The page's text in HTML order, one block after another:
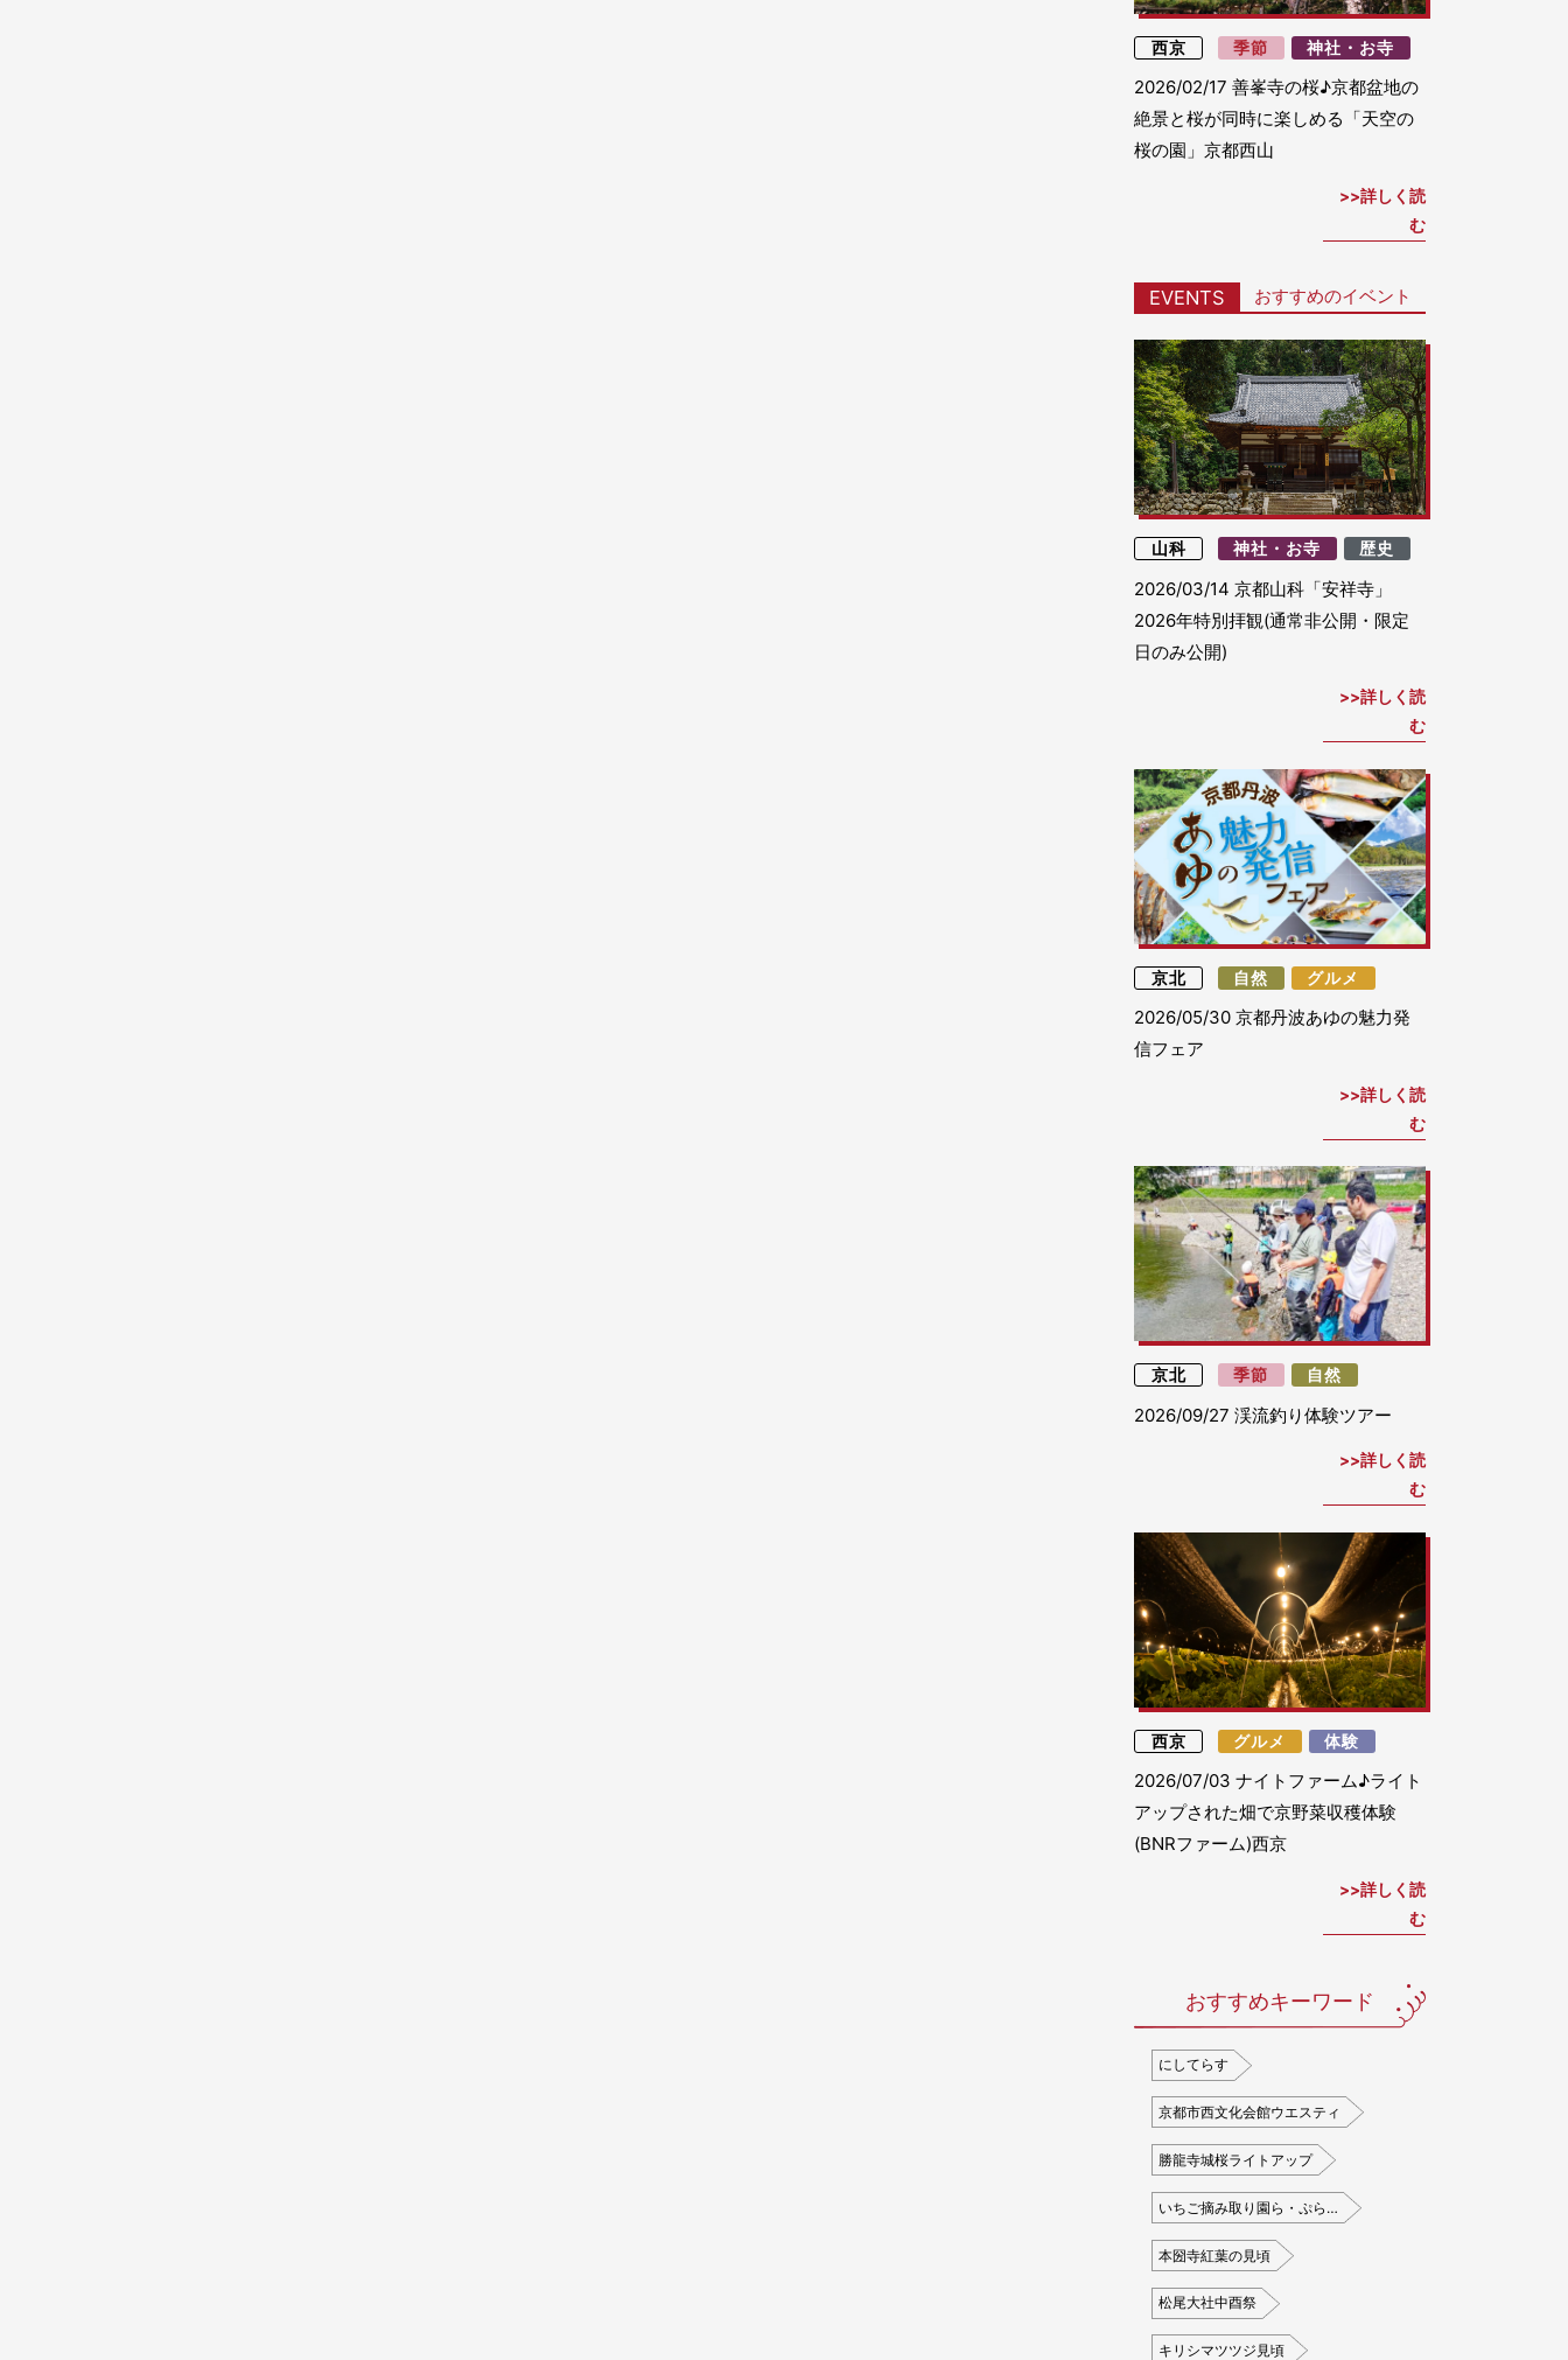
西京 季節 神社・お寺
2026/02/17 善峯寺の桜♪京都盆地の
絶景と桜が同時に楽しめる「天空の
桜の園」京都西山
詳しく読
む
EVENTS おすすめのイベント
山科 神社・お寺 歴史
2026/03/14 京都山科「安祥寺」
2026年特別拝観(通常非公開・限定
日のみ公開)
詳しく読
む
京北 自然 グルメ
2026/05/30 京都丹波あゆの魅力発
信フェア
詳しく読
む
京北 季節 自然
2026/09/27 渓流釣り体験ツアー
詳しく読
む
西京 グルメ 体験
2026/07/03 ナイトファーム♪ライト
アップされた畑で京野菜収穫体験
(BNRファーム)西京
詳しく読
む
おすすめキーワード
にしてらす
京都市西文化会館ウエスティ
勝龍寺城桜ライトアップ
いちご摘み取り園ら・ぷら…
本圀寺紅葉の見頃
松尾大社中酉祭
キリシマツツジ見頃